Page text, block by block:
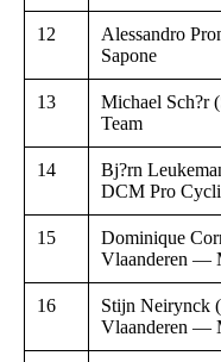
12
Alessandro
Sapone
13
Michael Sch?r
Team
14
Bj?rn
DCM Pro
15
Dominique
Vlaanderen —
16
Stijn Neirynck
Vlaanderen —